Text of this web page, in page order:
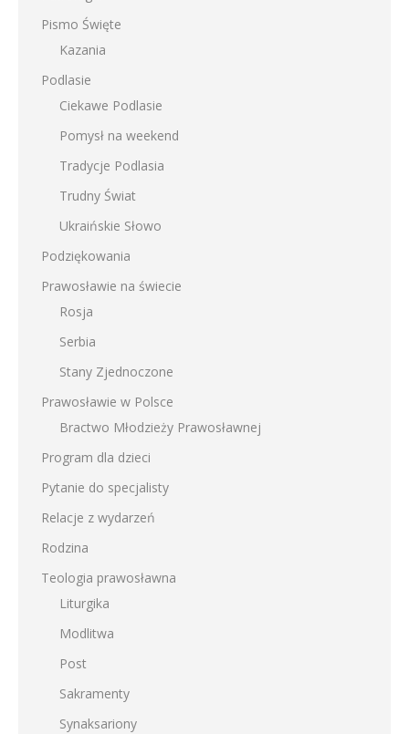
Pismo Święte
Kazania
Podlasie
Ciekawe Podlasie
Pomysł na weekend
Tradycje Podlasia
Trudny Świat
Ukraińskie Słowo
Podziękowania
Prawosławie na świecie
Rosja
Serbia
Stany Zjednoczone
Prawosławie w Polsce
Bractwo Młodzieży Prawosławnej
Program dla dzieci
Pytanie do specjalisty
Relacje z wydarzeń
Rodzina
Teologia prawosławna
Liturgika
Modlitwa
Post
Sakramenty
Synaksariony